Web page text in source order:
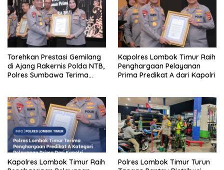
Torehkan Prestasi Gemilang
di Ajang Rakernis Polda NTB,
Polres Sumbawa Terima
Kapolres Lombok Timur Raih
Penghargaan Pelayanan
Prima Predikat A dari Kapolri
Kapolres Lombok Timur Raih
Polres Lombok Timur Turun